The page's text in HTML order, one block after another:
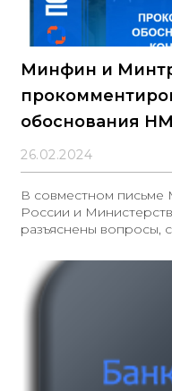
Минфин и
обоснования
контрактов на
26.02.2024
В совместном письме
России и
разъяснены вопросы,
и багажа
наземным
регулируемым
значительных
отмечается
транспорта России
устанавливающий
закупках в области